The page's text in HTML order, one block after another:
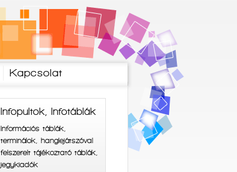
Kapcsolat
Infopultok, Infotáblák
Információs táblák,
terminálok, hanglejátszóval
felszerelt tájékoztató táblák,
jegykiadók